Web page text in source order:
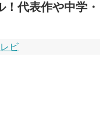
代表作や中学・
ビ